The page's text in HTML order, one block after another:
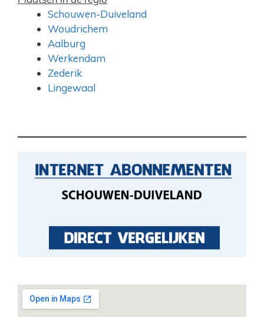
Schouwen-Duiveland
Woudrichem
Aalburg
Werkendam
Zederik
Lingewaal